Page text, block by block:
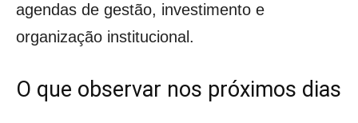
agendas de gestão, investimento e
organização institucional.
O que observar nos próximos dias